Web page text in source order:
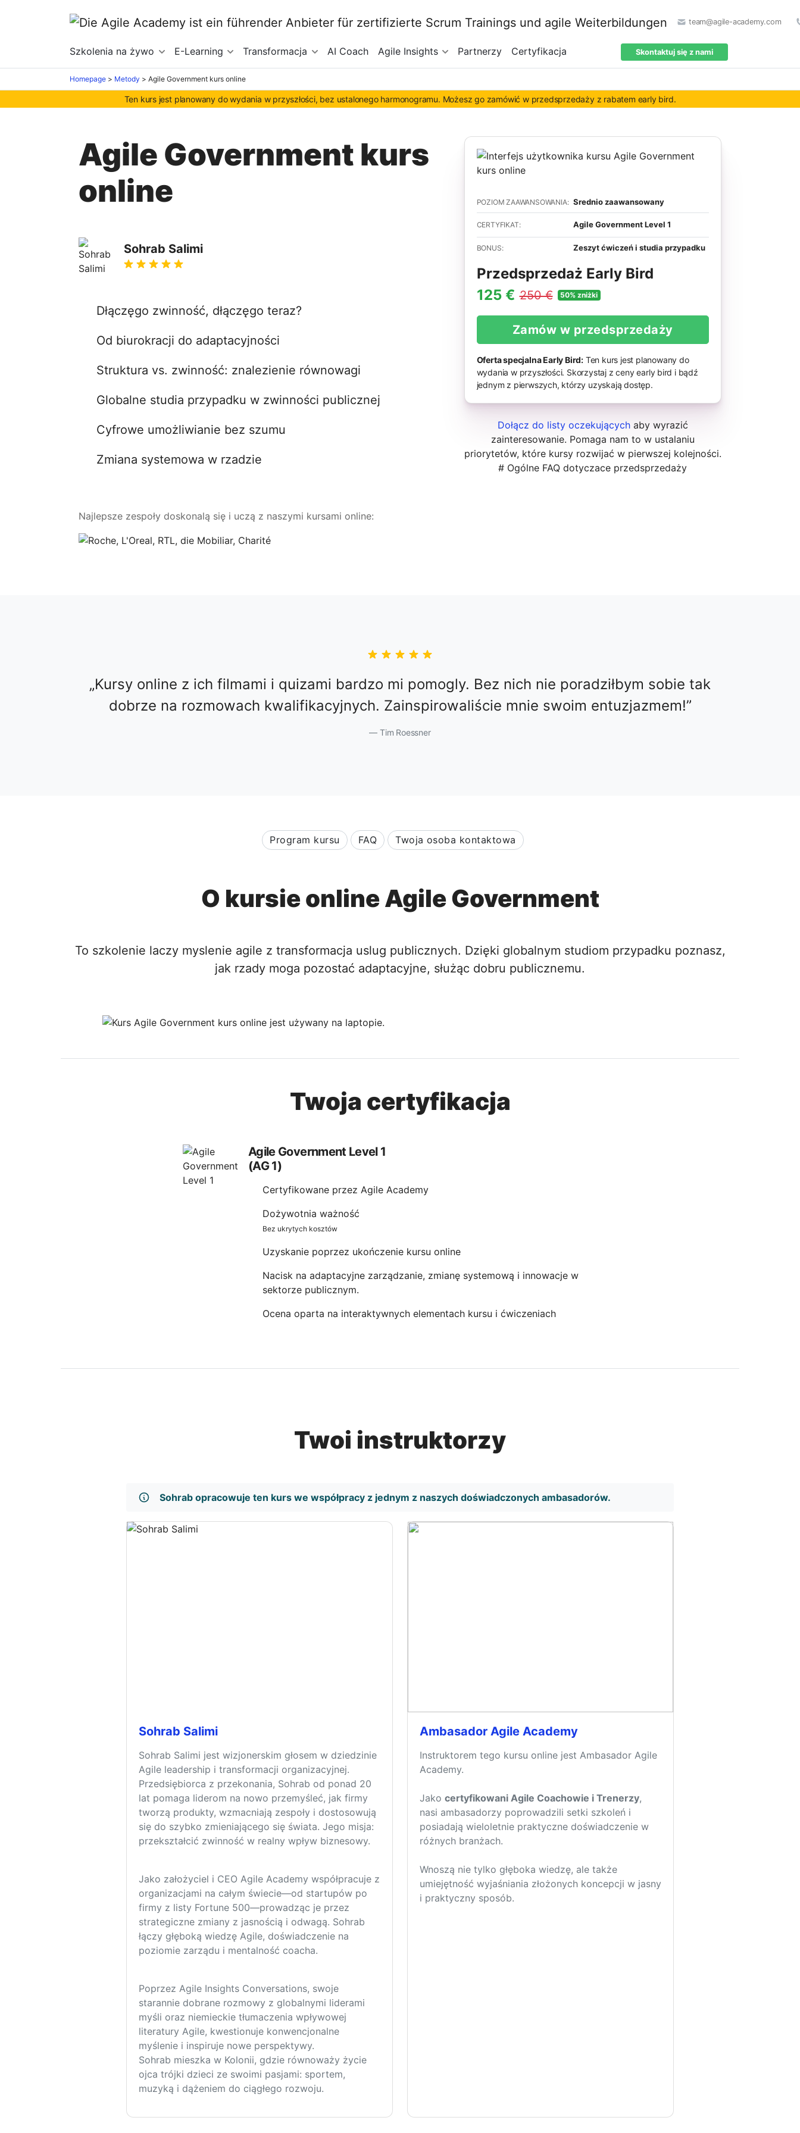
team@agile-academy.com
Szkolenia na żywo E-Learning Transformacja AI Coach Agile Insights Partnerzy Certyfikacja Skontaktuj się z nami
Homepage > Metody > Agile Government kurs online
Ten kurs jest planowany do wydania w przyszłości, bez ustalonego harmonogramu. Możesz go zamówić w przedsprzedaży z rabatem early bird.
POZIOM ZAAWANSOWANIA: Srednio zaawansowany
CERTYFIKAT: Agile Government Level 1
BONUS: Zeszyt ćwiczeń i studia przypadku
Przedsprzedaż Early Bird
125 € 250 € 50% zniżki
Zamów w przedsprzedaży
Oferta specjalna Early Bird:Ten kurs jest planowany do
wydania w przyszłości. Skorzystaj z ceny early bird i bądź
jednym z pierwszych, którzy uzyskają dostęp.
Dołącz do listy oczekujących aby wyrazić
zainteresowanie. Pomaga nam to w ustalaniu
priorytetów, które kursy rozwijać w pierwszej kolejności.
# Ogólne FAQ dotyczace przedsprzedaży
Agile Government kurs
online
Sohrab Salimi
Dłączęgo zwinność, dłączęgo teraz?
Od biurokracji do adaptacyjności
Struktura vs. zwinność: znalezienie równowagi
Globalne studia przypadku w zwinności publicznej
Cyfrowe umożliwianie bez szumu
Zmiana systemowa w rzadzie
Najlepsze zespoły doskonalą się i uczą z naszymi kursami online:
Kursy online z ich filmami i quizami bardzo mi pomogly. Bez nich nie poradziłbym sobie tak
dobrze na rozmowach kwalifikacyjnych. Zainspirowaliście mnie swoim entuzjazmem!
Tim Roessner
Program kursu FAQ Twoja osoba kontaktowa
O kursie online Agile Government
To szkolenie laczy myslenie agile z transformacja uslug publicznych. Dzięki globalnym studiom przypadku poznasz,
jak rzady moga pozostać adaptacyjne, służąc dobru publicznemu.
Twoja certyfikacja
Agile Government Level 1
(AG 1)
Certyfikowane przez Agile Academy
Dożywotnia ważność
Bez ukrytych kosztów
Uzyskanie poprzez ukończenie kursu online
Nacisk na adaptacyjne zarządzanie, zmianę systemową i innowacje w
sektorze publicznym.
Ocena oparta na interaktywnych elementach kursu i ćwiczeniach
Twoi instruktorzy
Sohrab opracowuje ten kurs we współpracy z jednym z naszych doświadczonych ambasadorów.
Sohrab Salimi
Sohrab Salimi jest wizjonerskim głosem w dziedzinie
Agile leadership i transformacji organizacyjnej.
Przedsiębiorca z przekonania, Sohrab od ponad 20
lat pomaga liderom na nowo przemyśleć, jak firmy
tworzą produkty, wzmacniają zespoły i dostosowują
się do szybko zmieniającego się świata. Jego misja:
przekształcić zwinność w realny wpływ biznesowy.
Jako założyciel i CEO Agile Academy współpracuje z
organizacjami na całym świecie—od startupów po
firmy z listy Fortune 500—prowadząc je przez
strategiczne zmiany z jasnością i odwagą. Sohrab
łączy głęboką wiedzę Agile, doświadczenie na
poziomie zarządu i mentalność coacha.
Poprzez Agile Insights Conversations, swoje
starannie dobrane rozmowy z globalnymi liderami
myśli oraz niemieckie tłumaczenia wpływowej
literatury Agile, kwestionuje konwencjonalne
myślenie i inspiruje nowe perspektywy.
Sohrab mieszka w Kolonii, gdzie równoważy życie
ojca trójki dzieci ze swoimi pasjami: sportem,
muzyką i dążeniem do ciągłego rozwoju.
Ambasador Agile Academy
Instruktorem tego kursu online jest Ambasador Agile
Academy.
Jako certyfikowani Agile Coachowie i Trenerzy,
nasi ambasadorzy poprowadzili setki szkoleń i
posiadają wieloletnie praktyczne doświadczenie w
różnych branżach.
Wnoszą nie tylko głęboka wiedzę, ale także
umiejętność wyjaśniania złożonych koncepcji w jasny
i praktyczny sposób.